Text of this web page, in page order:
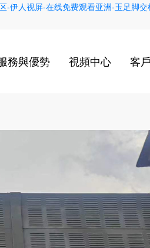
人视屏-在线免费观看亚洲-玉足脚
務與優勢 視頻中心 客